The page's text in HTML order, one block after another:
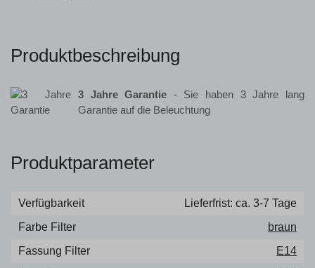
Produktbeschreibung
3 Jahre Garantie - Sie haben 3 Jahre lang
Garantie auf die Beleuchtung
Produktparameter
Verfügbarkeit
Lieferfrist: ca. 3-7 Tage
Farbe Filter
braun
Fassung Filter
E14